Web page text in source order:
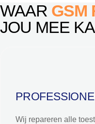
WAAR GSM
JOU MEE
Wij repareren alle